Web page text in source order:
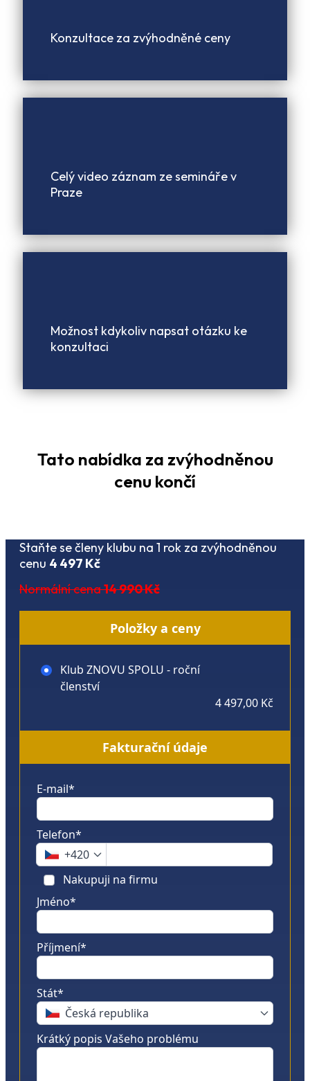
Konzultace za zvýhodněné ceny
Celý video záznam ze semináře v
Praze
Možnost kdykoliv napsat otázku ke
konzultaci
Tato nabídka za zvýhodněnou
cenu končí
Staňte se členy klubu na 1 rok za zvýhodněnou
cenu 4 497 Kč
Normální cena14 990 Kč
Položky a ceny
Klub ZNOVU SPOLU - roční
členství
4 497,00 Kč
Fakturační údaje
E-mail*
Telefon*
+420
Nakupuji na firmu
Jméno*
Příjmení*
Stát*
Česká republika
Krátký popis Vašeho problému